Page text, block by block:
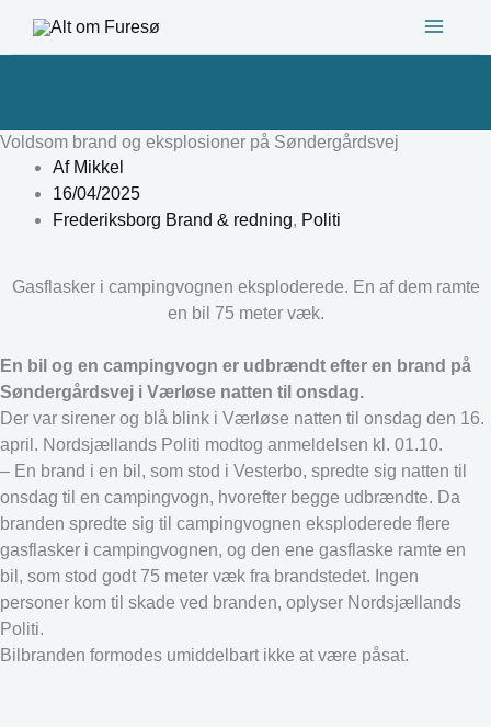
Voldsom brand og eksplosioner på Søndergårdsvej
AfMikkel
16/04/2025
Frederiksborg Brand & redning, Politi
Gasflasker i campingvognen eksploderede. En af dem ramte
en bil 75 meter væk.
En bil og en campingvogn er udbrændt efter en brand på
Søndergårdsvej i Værløse natten til onsdag.
Der var sirener og blå blink i Værløse natten til onsdag den 16.
april. Nordsjællands Politi modtog anmeldelsen kl. 01.10.
– En brand i en bil, som stod i Vesterbo, spredte sig natten til
onsdag til en campingvogn, hvorefter begge udbrændte. Da
branden spredte sig til campingvognen eksploderede flere
gasflasker i campingvognen, og den ene gasflaske ramte en
bil, som stod godt 75 meter væk fra brandstedet. Ingen
personer kom til skade ved branden, oplyser Nordsjællands
Politi.
Bilbranden formodes umiddelbart ikke at være påsat.